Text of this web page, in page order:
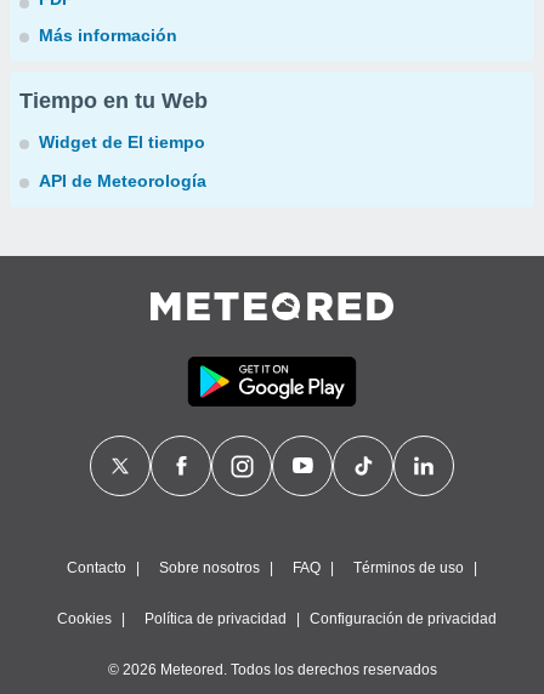
Más información
Tiempo en tu Web
Widget de El tiempo
API de Meteorología
Contacto Sobre nosotros FAQ Términos de uso
Cookies Política de privacidad Configuración de privacidad
© 2026 Meteored. Todos los derechos reservados